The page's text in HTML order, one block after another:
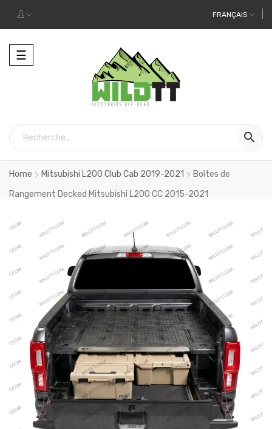
FRANÇAIS
Toggle
navigation
☰

Home Mitsubishi L200 Club Cab 2019-2021
Boîtes de
Rangement Decked Mitsubishi L200 CC 2015-2021